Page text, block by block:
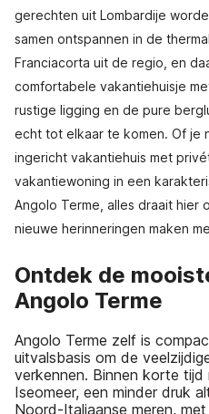
gerechten uit Lombardije
samen ontspannen in de
Franciacorta uit de regio, en
comfortabele vakantiehuisje
rustige ligging en de pure
echt tot elkaar te komen. Of je
ingericht vakantiehuis met
vakantiewoning in een
Angolo Terme, alles draait hier
nieuwe herinneringen maken
Ontdek de
Angolo Terme
Angolo Terme zelf is
uitvalsbasis om de
verkennen. Binnen korte tijd
Iseomeer, een minder druk
Noord-Italiaanse meren,